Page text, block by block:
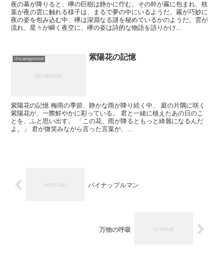
夜の幕が降りると、欅の巨樹は静かに佇む。その幹が霧に包まれ、枝
葉が夜の雲に触れる様子は、まるで夢の中にいるようだ。霧が巧妙に
夜の姿を包み込む中、欅は深淵なる謎を秘めているかのようだ。雲が
流れ、星々が瞬く夜空に、欅の姿は詩的な物語を語りかけ...
Uncategorized 紫陽花の記憶
紫陽花の記憶 梅雨の季節、静かな雨が降り続く中、 庭の片隅に咲く
紫陽花が、一際鮮やかに彩っている。 君と一緒に植えたあの日のこ
とを、ふと思い出す。 「この花、雨が降るともっと綺麗になるんだ
よ。」 君が微笑みながら言った言葉が、...
パイナップルマン
万物の呼吸